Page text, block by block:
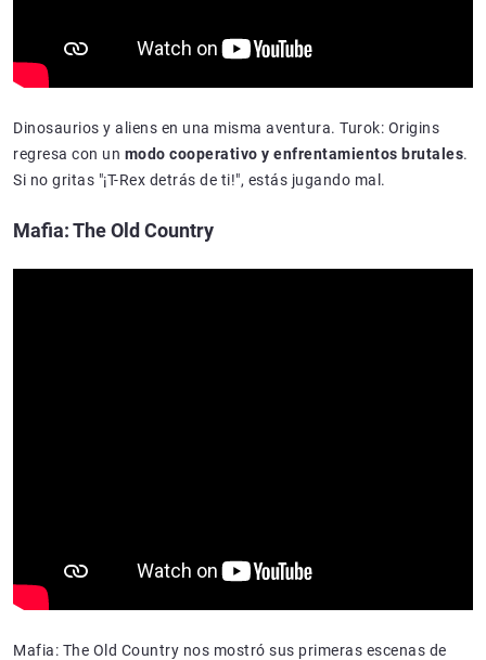
Dinosaurios y aliens en una misma aventura. Turok: Origins
regresa con un modo cooperativo y enfrentamientos brutales.
Si no gritas "¡T-Rex detrás de ti!", estás jugando mal.
Mafia: The Old Country
Mafia: The Old Country nos mostró sus primeras escenas de